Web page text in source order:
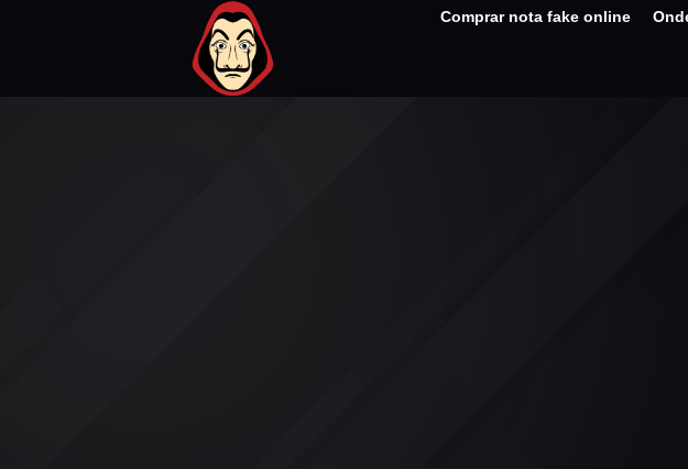
Comprar nota fake online